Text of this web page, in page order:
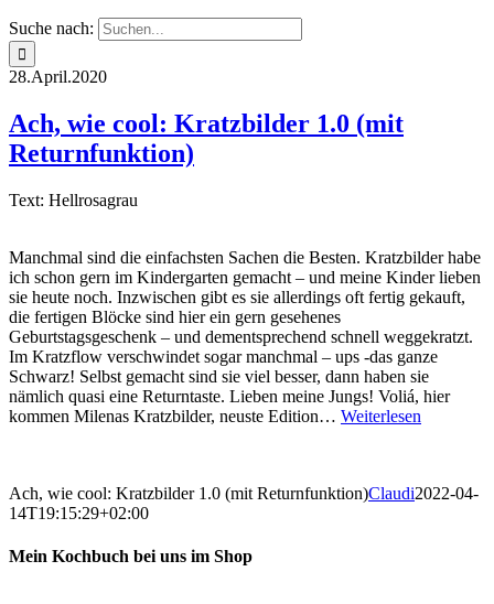
Suche nach:
28.April.2020
Ach, wie cool: Kratzbilder 1.0 (mit
Returnfunktion)
Text: Hellrosagrau
Manchmal sind die einfachsten Sachen die Besten. Kratzbilder habe
ich schon gern im Kindergarten gemacht – und meine Kinder lieben
sie heute noch. Inzwischen gibt es sie allerdings oft fertig gekauft,
die fertigen Blöcke sind hier ein gern gesehenes
Geburtstagsgeschenk – und dementsprechend schnell weggekratzt.
Im Kratzflow verschwindet sogar manchmal – ups -das ganze
Schwarz! Selbst gemacht sind sie viel besser, dann haben sie
nämlich quasi eine Returntaste. Lieben meine Jungs! Voliá, hier
kommen Milenas Kratzbilder, neuste Edition… Weiterlesen
Ach, wie cool: Kratzbilder 1.0 (mit Returnfunktion)Claudi2022-04-
14T19:15:29+02:00
Mein Kochbuch bei uns im Shop